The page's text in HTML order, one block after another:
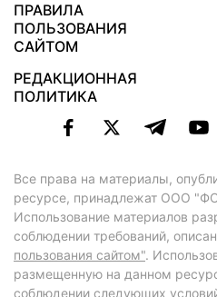
ПРАВИЛА
ПОЛЬЗОВАНИЯ
САЙТОМ
РЕДАКЦИОННАЯ
ПОЛИТИКА
Все права на материалы,
ресурсе, принадлежат ООО
Использование материалов
соблюдении требований,
пользования сайтом".
размещенную на данном
соблюдении следующих